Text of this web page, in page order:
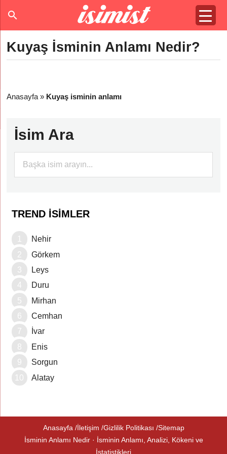
Kuyaş İsminin Anlamı Nedir?
Anasayfa » Kuyaş isminin anlamı
İsim Ara
TREND İSIMLER
Nehir
Görkem
Leys
Duru
Mirhan
Cemhan
İvar
Enis
Sorgun
Alatay
Anasayfa İletişim Gizlilik Politikası Sitemap
İsminin Anlamı Nedir · İsminin Anlamı, Analizi, Kökeni ve
İstatistikleri